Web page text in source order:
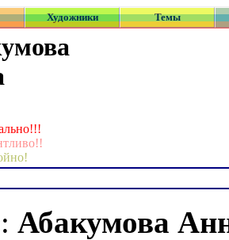
Художники Темы
Абакумова